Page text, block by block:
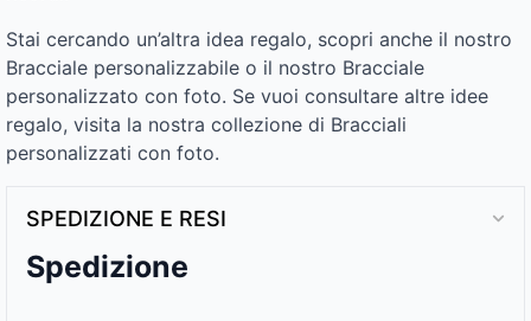
Stai cercando un’altra idea regalo, scopri anche il nostro
Bracciale personalizzabile o il nostro Bracciale
personalizzato con foto. Se vuoi consultare altre idee
regalo, visita la nostra collezione di Bracciali
personalizzati con foto.
SPEDIZIONE E RESI
Spedizione